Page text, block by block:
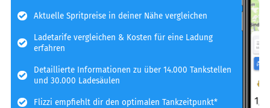
Aktuelle Spritpreise in deiner Nähe vergleichen
Ladetarife vergleichen & Kosten für eine Ladung
erfahren
Detaillierte Informationen zu über 14.000 Tankstellen
und 30.000 Ladesäulen
Flizzi empfiehlt dir den optimalen Tankzeitpunkt*